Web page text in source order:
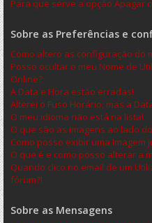
Para que serve a opção Apagar
Sobre as Preferências e
Como altero as configuração do
Posso ocultar o meu Nome de
Online?
A Data e Hora estão erradas!
Alterei o Fuso Horário, mas a
O meu idioma não está na lista!
O que são as imagens ao lado
Como posso exibir uma Imagem
O que é e como posso alterar a
Quando clico no email de um
fórum?!
Sobre as Mensagens